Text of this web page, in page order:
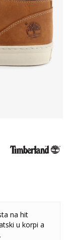
na hit
u korpi a
.